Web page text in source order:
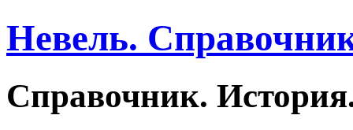
Невель.
Справочник.